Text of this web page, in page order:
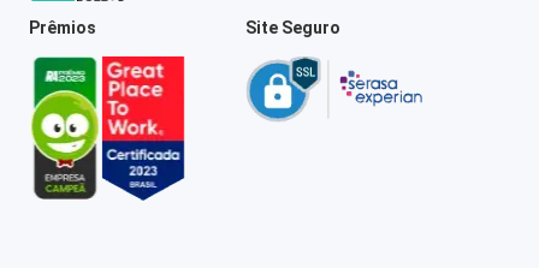
Prêmios Site Seguro